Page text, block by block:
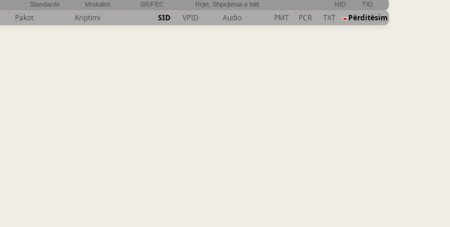
Standarde Modulimi SR/FEC Rrjet, Shpejtësia e bitit NID TID
Pakot Kriptimi SID VPID Audio PMT PCR TXT Përditësim